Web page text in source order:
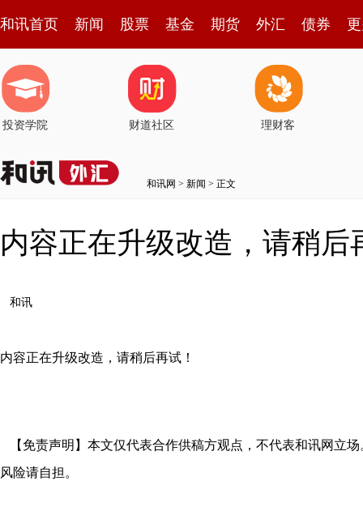
和讯首页 新闻 股票 基金 期货 外汇 债券
投资学院 财道社区 理财客
和讯网 > 新闻 > 正文
内容正在升级改造，请稍后
和讯
内容正在升级改造，请稍后再试！
【免责声明】本文仅代表合作供稿方观点，不代表和讯网立
风险请自担。